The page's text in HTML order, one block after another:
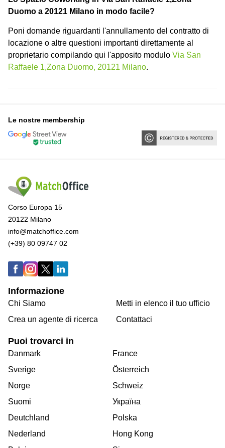
Duomo a 20121 Milano in modo facile?
Poni domande riguardanti l'annullamento del contratto di
locazione o altre questioni importanti direttamente al
proprietario compilando qui l'apposito modulo Via San
Raffaele 1,Zona Duomo, 20121 Milano.
Le nostre membership
Corso Europa 15
20122 Milano
info@matchoffice.com
(+39) 80 09747 02
Informazione
Chi Siamo
Crea un agente di ricerca
Metti in elenco il tuo ufficio
Contattaci
Puoi trovarci in
Danmark
Sverige
Norge
Suomi
Deutchland
Nederland
France
Österreich
Schweiz
Україна
Polska
Hong Kong